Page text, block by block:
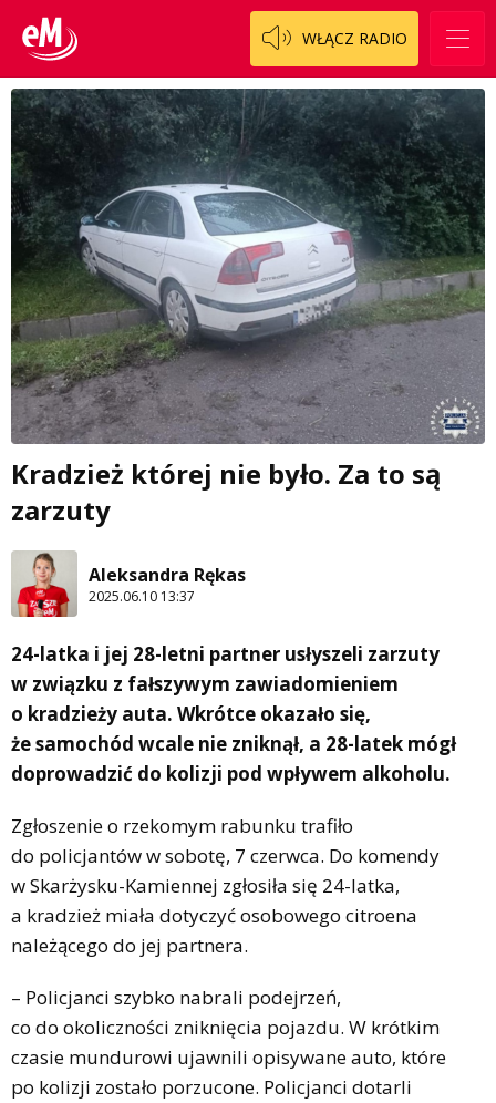
WŁĄCZ RADIO
Kradzież której nie było. Za to są
zarzuty
Aleksandra Rękas
2025.06.10 13:37
24-latka i jej 28-letni partner usłyszeli zarzuty
w związku z fałszywym zawiadomieniem
o kradzieży auta. Wkrótce okazało się,
że samochód wcale nie zniknął, a 28-latek mógł
doprowadzić do kolizji pod wpływem alkoholu.
Zgłoszenie o rzekomym rabunku trafiło
do policjantów w sobotę, 7 czerwca. Do komendy
w Skarżysku-Kamiennej zgłosiła się 24-latka,
a kradzież miała dotyczyć osobowego citroena
należącego do jej partnera.
– Policjanci szybko nabrali podejrzeń,
co do okoliczności zniknięcia pojazdu. W krótkim
czasie mundurowi ujawnili opisywane auto, które
po kolizji zostało porzucone. Policjanci dotarli